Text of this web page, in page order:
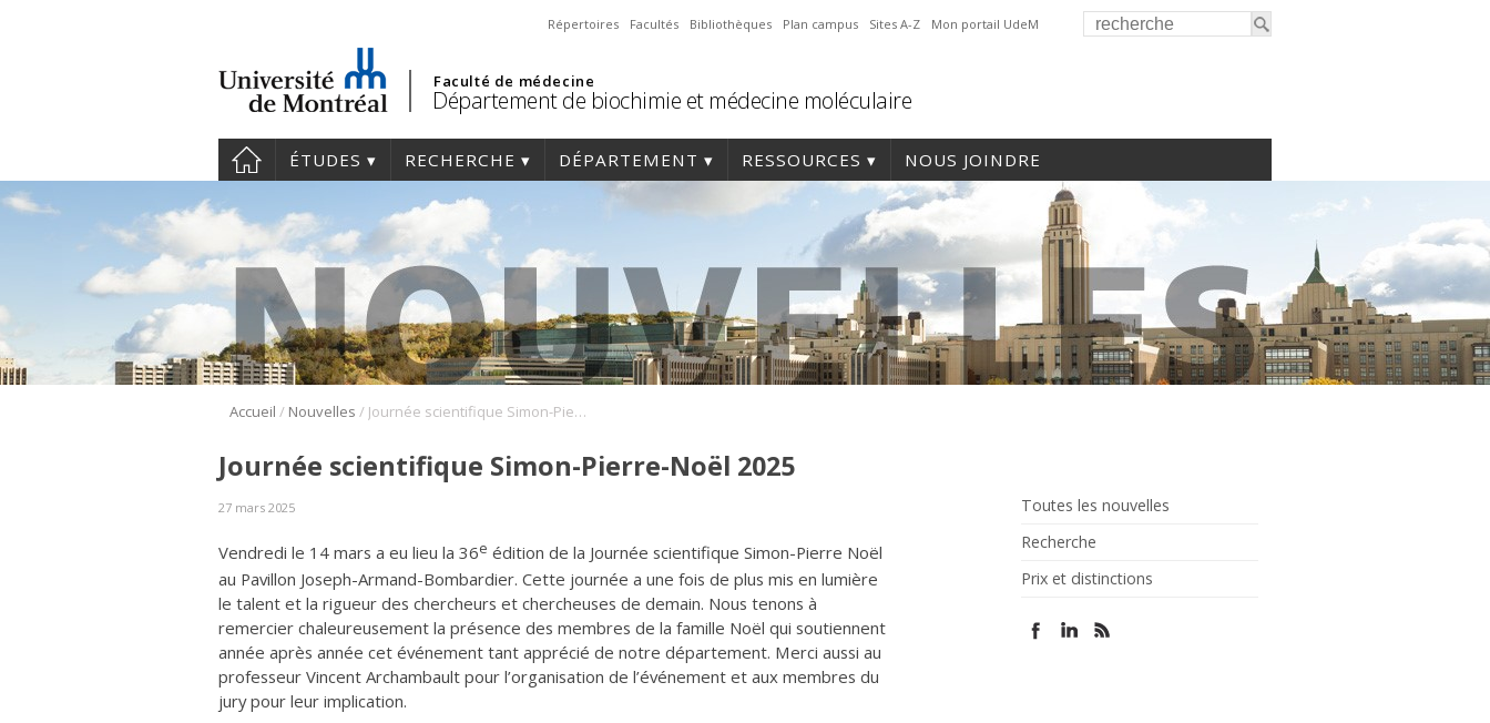
Répertoires Facultés Bibliothèques Plan campus Sites A-Z Mon portail UdeM
Faculté de médecine
Département de biochimie et médecine moléculaire
ÉTUDES RECHERCHE DÉPARTEMENT RESSOURCES NOUS JOINDRE
Accueil / Nouvelles / Journée scientifique Simon-Pierre-Noël 2025
Toutes les nouvelles
Recherche
Prix et distinctions
Journée scientifique Simon-Pierre-Noël 2025
27 mars 2025
Vendredi le 14 mars a eu lieu la 36e édition de la Journée scientifique Simon-Pierre Noël
au Pavillon Joseph-Armand-Bombardier. Cette journée a une fois de plus mis en lumière
le talent et la rigueur des chercheurs et chercheuses de demain. Nous tenons à
remercier chaleureusement la présence des membres de la famille Noël qui soutiennent
année après année cet événement tant apprécié de notre département. Merci aussi au
professeur Vincent Archambault pour l’organisation de l’événement et aux membres du
jury pour leur implication.